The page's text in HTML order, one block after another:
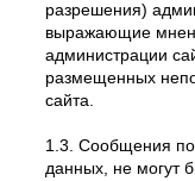
разрешения)
выражающие
администрации
размещенных
сайта.
1.3. Сообщения
данных, не могут